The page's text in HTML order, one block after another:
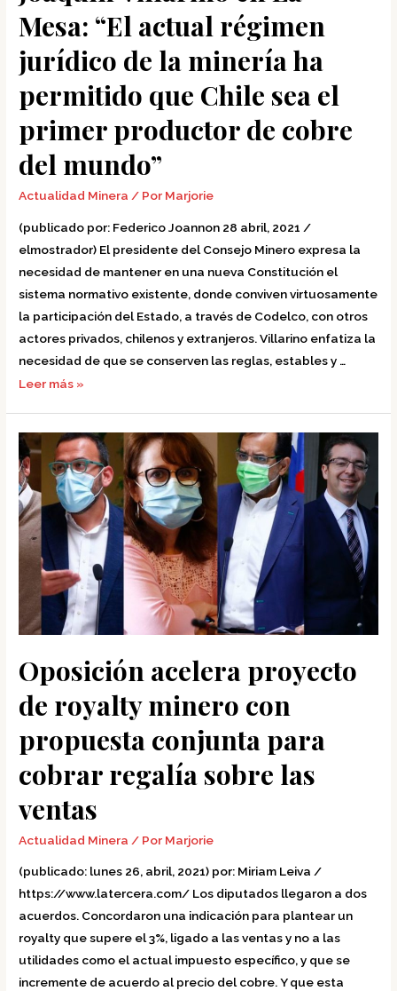
Mesa: “El actual régimen
jurídico de la minería ha
permitido que Chile sea el
primer productor de cobre
del mundo”
Actualidad Minera / Por Marjorie
(publicado por: Federico Joannon 28 abril, 2021 /
elmostrador) El presidente del Consejo Minero expresa la
necesidad de mantener en una nueva Constitución el
sistema normativo existente, donde conviven virtuosamente
la participación del Estado, a través de Codelco, con otros
actores privados, chilenos y extranjeros. Villarino enfatiza la
necesidad de que se conserven las reglas, estables y …
minería
ha
permitido
que
Chile
el
primer
cobre
del
mundo”
Leer más »
Oposición acelera proyecto
de royalty minero con
propuesta conjunta para
cobrar regalía sobre las
ventas
Actualidad Minera / Por Marjorie
(publicado: lunes 26, abril, 2021) por: Miriam Leiva /
https://www.latercera.com/ Los diputados llegaron a dos
acuerdos. Concordaron una indicación para plantear un
royalty que supere el 3%, ligado a las ventas y no a las
utilidades como el actual impuesto específico, y que se
incremente de acuerdo al precio del cobre. Y que esta
Oposición
acelera
proyecto
de
royalty
minero
propuesta
conjunta
cobrar
regalía
sobre
ventas